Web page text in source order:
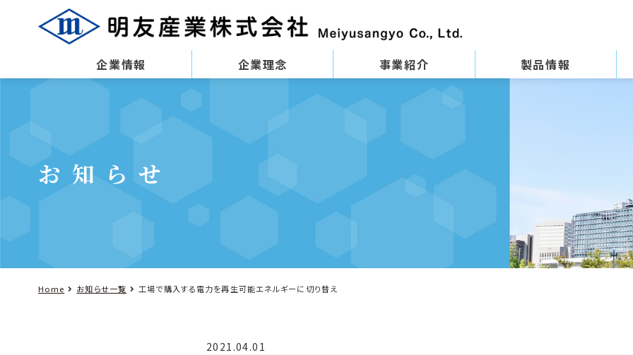
企業情報 企業理念 事業紹介 製品情報
お知らせ
Home お知らせ一覧 工場で購入する電力を再生可能エネルギーに切り替え
2021.04.01